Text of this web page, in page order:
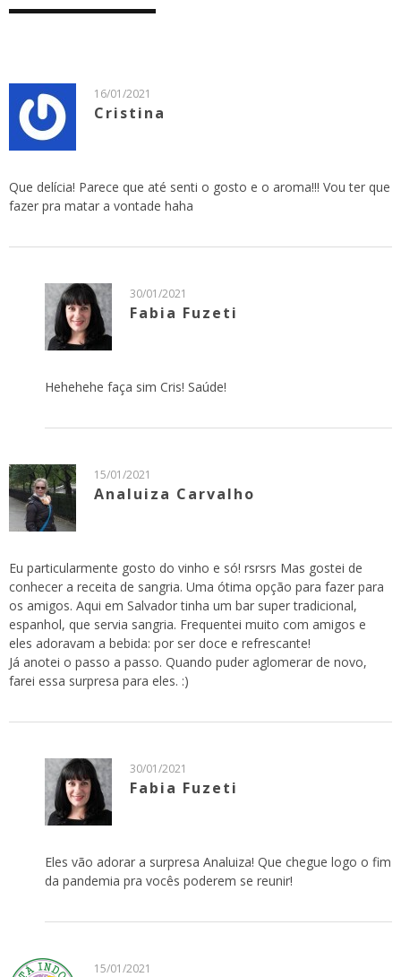
16/01/2021
Cristina
Que delícia! Parece que até senti o gosto e o aroma!!! Vou ter que
fazer pra matar a vontade haha
30/01/2021
Fabia Fuzeti
Hehehehe faça sim Cris! Saúde!
15/01/2021
Analuiza Carvalho
Eu particularmente gosto do vinho e só! rsrsrs Mas gostei de
conhecer a receita de sangria. Uma ótima opção para fazer para
os amigos. Aqui em Salvador tinha um bar super tradicional,
espanhol, que servia sangria. Frequentei muito com amigos e
eles adoravam a bebida: por ser doce e refrescante!
Já anotei o passo a passo. Quando puder aglomerar de novo,
farei essa surpresa para eles. :)
30/01/2021
Fabia Fuzeti
Eles vão adorar a surpresa Analuiza! Que chegue logo o fim
da pandemia pra vocês poderem se reunir!
15/01/2021